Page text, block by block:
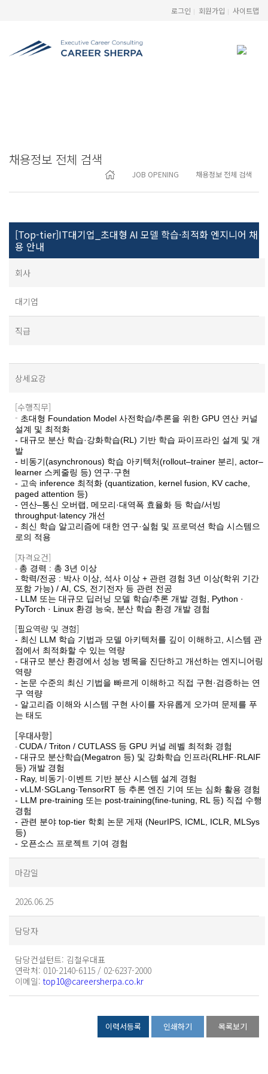
로그인 회원가입 사이트맵
채용정보 전체 검색
JOB OPENING 채용정보 전체 검색
[Top-tier]IT대기업_초대형 AI 모델 학습·최적화 엔지니어 채
용 안내
회사
대기업
직급
상세요강
[수행직무]
- 초대형 Foundation Model 사전학습/추론을 위한 GPU 연산 커널
설계 및 최적화
- 대규모 분산 학습·강화학습(RL) 기반 학습 파이프라인 설계 및 개
발
- 비동기(asynchronous) 학습 아키텍처(rollout–trainer 분리, actor–
learner 스케줄링 등) 연구·구현
- 고속 inference 최적화 (quantization, kernel fusion, KV cache,
paged attention 등)
- 연산–통신 오버랩, 메모리·대역폭 효율화 등 학습/서빙
throughput·latency 개선
- 최신 학습 알고리즘에 대한 연구·실험 및 프로덕션 학습 시스템으
로의 적용
[자격요건]
- 총 경력 : 총 3년 이상
- 학력/전공 : 박사 이상, 석사 이상 + 관련 경험 3년 이상(학위 기간
포함 가능) / AI, CS, 전기전자 등 관련 전공
- LLM 또는 대규모 딥러닝 모델 학습/추론 개발 경험, Python ·
PyTorch · Linux 환경 능숙, 분산 학습 환경 개발 경험
[필요역량 및 경험]
- 최신 LLM 학습 기법과 모델 아키텍처를 깊이 이해하고, 시스템 관
점에서 최적화할 수 있는 역량
- 대규모 분산 환경에서 성능 병목을 진단하고 개선하는 엔지니어링
역량
- 논문 수준의 최신 기법을 빠르게 이해하고 직접 구현·검증하는 연
구 역량
- 알고리즘 이해와 시스템 구현 사이를 자유롭게 오가며 문제를 푸
는 태도
[우대사항]
- CUDA / Triton / CUTLASS 등 GPU 커널 레벨 최적화 경험
- 대규모 분산학습(Megatron 등) 및 강화학습 인프라(RLHF·RLAIF
등) 개발 경험
- Ray, 비동기·이벤트 기반 분산 시스템 설계 경험
- vLLM·SGLang·TensorRT 등 추론 엔진 기여 또는 심화 활용 경험
- LLM pre-training 또는 post-training(fine-tuning, RL 등) 직접 수행
경험
- 관련 분야 top-tier 학회 논문 게재 (NeurIPS, ICML, ICLR, MLSys
등)
- 오픈소스 프로젝트 기여 경험
마감일
2026.06.25
담당자
담당컨설턴트: 김철우대표
연락처: 010-2140-6115 / 02-6237-2000
이메일: top10@careersherpa.co.kr
이력서등록 인쇄하기 목록보기